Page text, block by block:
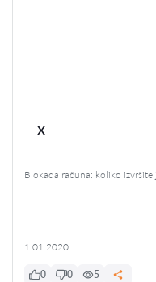
x
Blokada računa: koliko
1.01.2020
0 0 5